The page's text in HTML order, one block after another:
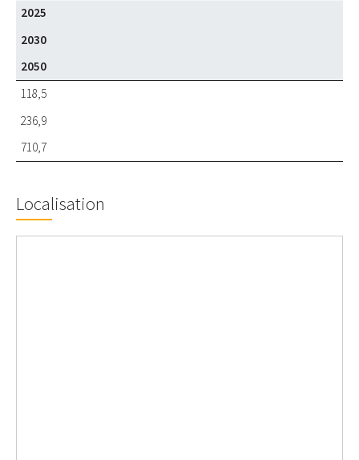
2025
2030
2050
118,5
236,9
710,7
Localisation